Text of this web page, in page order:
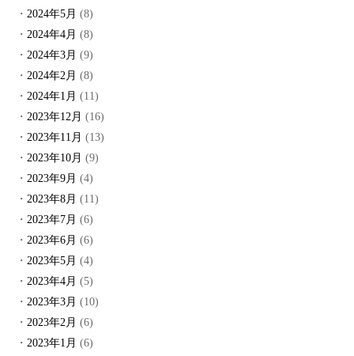
2024年5月 (8)
2024年4月 (8)
2024年3月 (9)
2024年2月 (8)
2024年1月 (11)
2023年12月 (16)
2023年11月 (13)
2023年10月 (9)
2023年9月 (4)
2023年8月 (11)
2023年7月 (6)
2023年6月 (6)
2023年5月 (4)
2023年4月 (5)
2023年3月 (10)
2023年2月 (6)
2023年1月 (6)